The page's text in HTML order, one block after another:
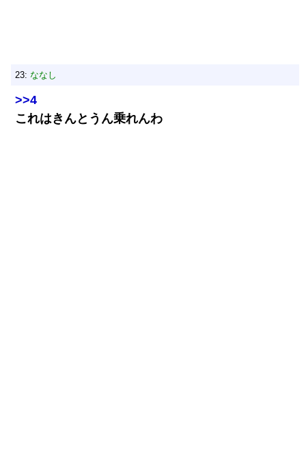
23: ななし
>>4
これはきんとうん乗れんわ